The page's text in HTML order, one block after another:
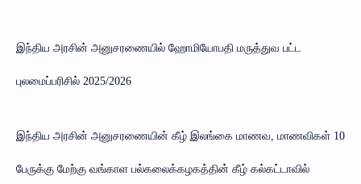
இந்திய அரசின் அனுசரணையில் ஹோமியோபதி மருத்துவ பட்ட
புலமைப்பரிசில் 2025/2026
இந்திய அரசின் அனுசரணையின் கீழ் இலங்கை மாணவ, மாணவிகள் 10
பேருக்கு மேற்கு வங்காள பல்கலைக்கழகத்தின் கீழ் கல்கட்டாவில்